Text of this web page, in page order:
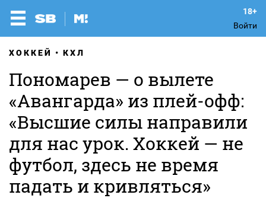
Войти
ХОККЕЙ КХЛ
Пономарев — о вылете
«Авангарда» из плей-офф:
«Высшие силы направили
для нас урок. Хоккей — не
футбол, здесь не время
падать и кривляться»